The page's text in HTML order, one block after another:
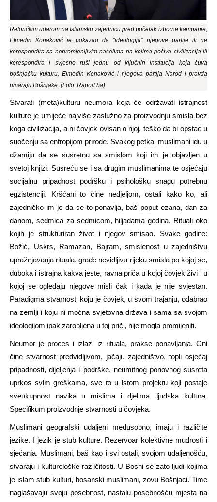
Retoričkim udarom na Islamsku zajednicu pred početak izborne kampanje,
Elmedin Konaković je pokazao da “ideologija” njegove partije ili ne
korespondira sa nepromjenljivim načelima na kojima počiva civilizacija ili
korespondira i svjesno ruši jednu od ključnih institucija koja čuva
bošnjačku kulturu. Elmedin Konaković i njegova partija Narod i pravda
umaraju Bošnjake. (Foto: Raport.ba)
Stvarati (meta)kulturu neumora koja će održavati istrajnost
kulture je umijeće najviše zaslužno za proizvodnju smisla bez
koga civilizacija, a ni čovjek ovisan o njoj, teško da bi opstao u
suočenju sa entropijom prirode. Svakog petka, muslimani idu u
džamiju da se susretnu sa smislom koji im je objavljen u
svetoj knjizi. Susreću se i sa drugim muslimanima te osjećaju
socijalnu pripadnost podršku i psihološku snagu potrebnu
egzistenciji. Kršćani to čine nedjeljom, ostali kako ko, ali
zajedničko im je da se to ponavlja, baš poput ezana, dan za
danom, sedmica za sedmicom, hiljadama godina. Rituali oko
kojih je strukturiran život i njegov smisao. Svake godine:
Božić, Uskrs, Ramazan, Bajram, smislenost u zajedništvu
upražnjavanja rituala, grade nevidljivu rijeku smisla po kojoj se,
duboka i istrajna kakva jeste, ravna priča u kojoj čovjek živi i u
kojoj se ogledaju njegove misli čak i kada je nije svjestan.
Paradigma stvarnosti koju je čovjek, u svom trajanju, odabrao
na zemlji i koju ni moćna svjetovna država i sama sa svojom
ideologijom ipak zarobljena u toj priči, nije mogla promijeniti.
Neumor je proces i izlazi iz rituala, prakse ponavljanja. Oni
čine stvarnost predvidljivom, jačaju zajedništvo, topli osjećaj
pripadnosti, dijeljenja i podrške, neumitnog ponovnog susreta
uprkos svim greškama, sve to u istom projektu koji postaje
sveukupnost navika u mislima i djelima, ljudska kultura.
Specifikum proizvodnje stvarnosti u čovjeka.
Muslimani geografski udaljeni međusobno, imaju i različite
jezike. I jezik je stub kulture. Rezervoar kolektivne mudrosti i
sjećanja. Muslimani, baš kao i svi ostali, svojom udaljenošću,
stvaraju i kulturološke različitosti. U Bosni se zato ljudi kojima
je islam stub kulturi, bosanski muslimani, zovu Bošnjaci. Time
naglašavaju svoju posebnost, nastalu posebnošću mjesta na